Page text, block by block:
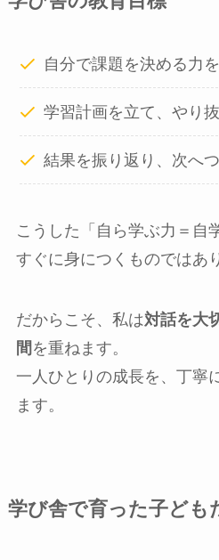
自分で課題を決める力
学習計画を立て、やり
結果を振り返り、次へ
こうした「自ら学ぶ力＝自
すぐに身につくものではあ
だからこそ、私は対話を大
間 を重ねます。
一人ひとりの成長を、丁寧
ます。
学び舎で育った子ども